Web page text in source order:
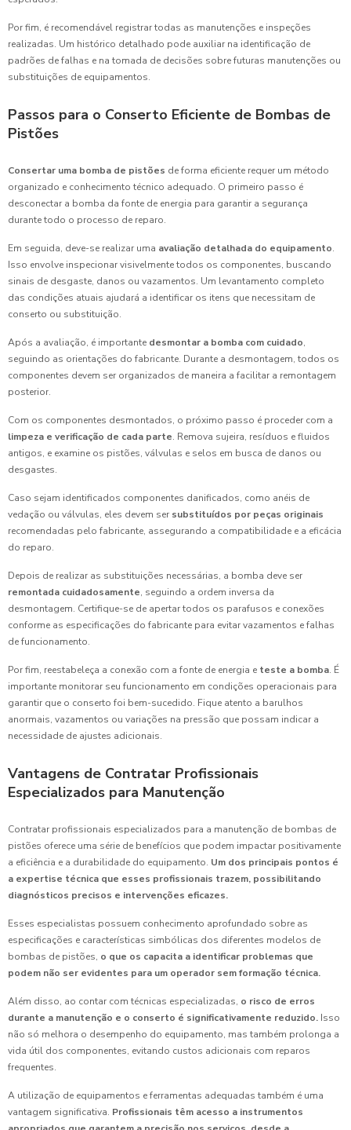
Por fim, é recomendável registrar todas as manutenções e inspeções
realizadas. Um histórico detalhado pode auxiliar na identificação de
padrões de falhas e na tomada de decisões sobre futuras manutenções ou
substituições de equipamentos.
Passos para o Conserto Eficiente de Bombas de
Pistões
Consertar uma bomba de pistões de forma eficiente requer um método
organizado e conhecimento técnico adequado. O primeiro passo é
desconectar a bomba da fonte de energia para garantir a segurança
durante todo o processo de reparo.
Em seguida, deve-se realizar uma avaliação detalhada do equipamento.
Isso envolve inspecionar visivelmente todos os componentes, buscando
sinais de desgaste, danos ou vazamentos. Um levantamento completo
das condições atuais ajudará a identificar os itens que necessitam de
conserto ou substituição.
Após a avaliação, é importante desmontar a bomba com cuidado,
seguindo as orientações do fabricante. Durante a desmontagem, todos os
componentes devem ser organizados de maneira a facilitar a remontagem
posterior.
Com os componentes desmontados, o próximo passo é proceder com a
limpeza e verificação de cada parte. Remova sujeira, resíduos e fluidos
antigos, e examine os pistões, válvulas e selos em busca de danos ou
desgastes.
Caso sejam identificados componentes danificados, como anéis de
vedação ou válvulas, eles devem ser substituídos por peças originais
recomendadas pelo fabricante, assegurando a compatibilidade e a eficácia
do reparo.
Depois de realizar as substituições necessárias, a bomba deve ser
remontada cuidadosamente, seguindo a ordem inversa da
desmontagem. Certifique-se de apertar todos os parafusos e conexões
conforme as especificações do fabricante para evitar vazamentos e falhas
de funcionamento.
Por fim, reestabeleça a conexão com a fonte de energia e teste a bomba. É
importante monitorar seu funcionamento em condições operacionais para
garantir que o conserto foi bem-sucedido. Fique atento a barulhos
anormais, vazamentos ou variações na pressão que possam indicar a
necessidade de ajustes adicionais.
Vantagens de Contratar Profissionais
Especializados para Manutenção
Contratar profissionais especializados para a manutenção de bombas de
pistões oferece uma série de benefícios que podem impactar positivamente
a eficiência e a durabilidade do equipamento. Um dos principais pontos é
a expertise técnica que esses profissionais trazem, possibilitando
diagnósticos precisos e intervenções eficazes.
Esses especialistas possuem conhecimento aprofundado sobre as
especificações e características simbólicas dos diferentes modelos de
bombas de pistões, o que os capacita a identificar problemas que
podem não ser evidentes para um operador sem formação técnica.
Além disso, ao contar com técnicas especializadas, o risco de erros
durante a manutenção e o conserto é significativamente reduzido. Isso
não só melhora o desempenho do equipamento, mas também prolonga a
vida útil dos componentes, evitando custos adicionais com reparos
frequentes.
A utilização de equipamentos e ferramentas adequadas também é uma
vantagem significativa. Profissionais têm acesso a instrumentos